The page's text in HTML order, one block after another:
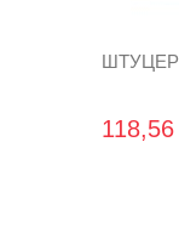
ШТУЦЕР
118,56